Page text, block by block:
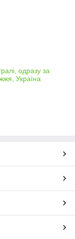
одразу за
Україна